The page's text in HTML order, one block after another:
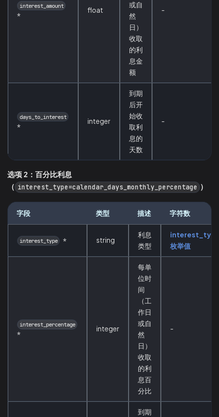
interest_amount
*
float
或自
然
日）
收取
的利
息金
额
-
days_to_interest
*
integer
到期
后开
始收
取利
息的
天数
-
选项 2：百分比利息
（ interest_type=calendar_days_monthly_percentage ）
字段 类型 描述 字符数
interest_type * string
利息
类型
枚举值
interest_percentage
*
integer
每单
位时
间
（工
作日
或自
然
日）
收取
的利
息百
分比
-
到期